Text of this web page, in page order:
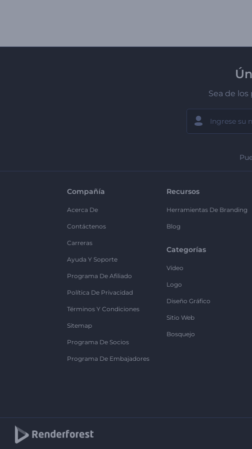
Sea de
Compañía
Acerca De
Contáctenos
Carreras
Ayuda Y Soporte
Programa De Afiliado
Política De Privacidad
Términos Y Condiciones
Sitemap
Programa De Socios
Programa De Embajadores
Recursos
Herramientas De Branding
Blog
Categorías
Vídeo
Logo
Diseño Gráfico
Sitio Web
Bosquejo